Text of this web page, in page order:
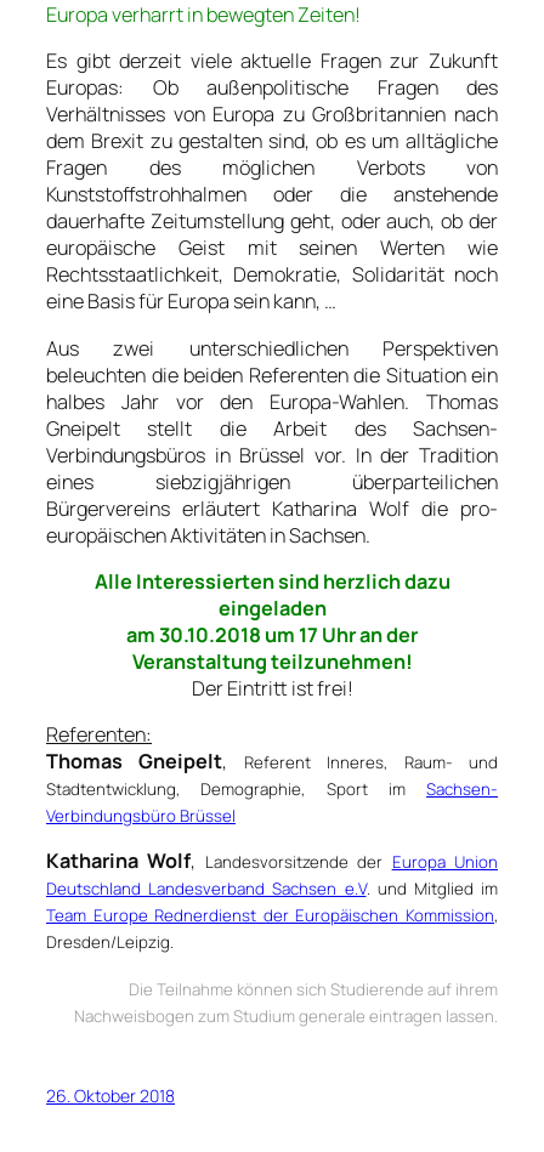
Europa verharrt in bewegten Zeiten!
Es gibt derzeit viele aktuelle Fragen zur Zukunft
Europas: Ob außenpolitische Fragen des
Verhältnisses von Europa zu Großbritannien nach
dem Brexit zu gestalten sind, ob es um alltägliche
Fragen des möglichen Verbots von
Kunststoffstrohhalmen oder die anstehende
dauerhafte Zeitumstellung geht, oder auch, ob der
europäische Geist mit seinen Werten wie
Rechtsstaatlichkeit, Demokratie, Solidarität noch
eine Basis für Europa sein kann, …
Aus zwei unterschiedlichen Perspektiven
beleuchten die beiden Referenten die Situation ein
halbes Jahr vor den Europa-Wahlen. Thomas
Gneipelt stellt die Arbeit des Sachsen-
Verbindungsbüros in Brüssel vor. In der Tradition
eines siebzigjährigen überparteilichen
Bürgervereins erläutert Katharina Wolf die pro-
europäischen Aktivitäten in Sachsen.
Alle Interessierten sind herzlich dazu
eingeladen
am 30.10.2018 um 17 Uhr an der
Veranstaltung teilzunehmen!
Der Eintritt ist frei!
Referenten:
Thomas Gneipelt,
Referent Inneres, Raum- und
Stadtentwicklung, Demographie, Sport im Sachsen-
Verbindungsbüro Brüssel
Katharina Wolf, Landesvorsitzende der Europa Union
Deutschland Landesverband Sachsen e.V. und Mitglied im
Team Europe Rednerdienst der Europäischen Kommission,
Dresden/Leipzig.
Die Teilnahme können sich Studierende auf ihrem
Nachweisbogen zum Studium generale eintragen lassen.
26. Oktober 2018